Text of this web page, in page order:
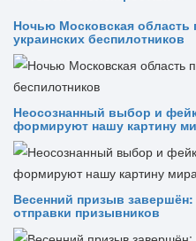
Ночью Московская область
украинских беспилотников
Неосознанный выбор и
формируют нашу картину
Весенний призыв
отправки призывников